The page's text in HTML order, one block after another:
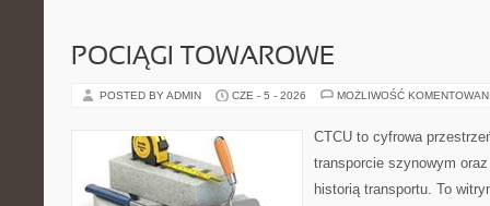
POCIĄGI TOWAROWE
POSTED BY ADMIN CZE - 5 - 2026 MOŻLIWOŚĆ
CTCU to cyfrowa
transporcie szynowym
historią transportu. To